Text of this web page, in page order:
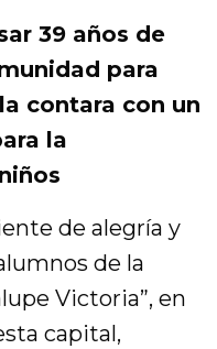
39 años de
para
contara con un
la
de alegría y
de la
Victoria”, en
capital,